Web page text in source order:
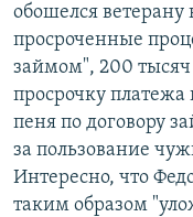
обошелся ветерану
просроченные
займом", 200 тысяч
просрочку платежа
пеня по договору
за пользование
Интересно, что
таким образом